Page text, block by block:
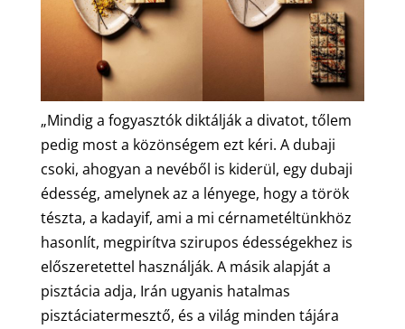
„Mindig a fogyasztók diktálják a divatot, tőlem
pedig most a közönségem ezt kéri. A dubaji
csoki, ahogyan a nevéből is kiderül, egy dubaji
édesség, amelynek az a lényege, hogy a török
tészta, a kadayif, ami a mi cérnametéltünkhöz
hasonlít, megpirítva szirupos édességekhez is
előszeretettel használják. A másik alapját a
pisztácia adja, Irán ugyanis hatalmas
pisztáciatermesztő, és a világ minden tájára